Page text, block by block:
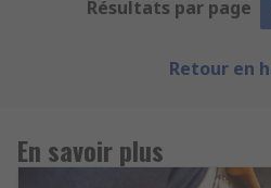
Résultats par page
Retour en
En savoir plus